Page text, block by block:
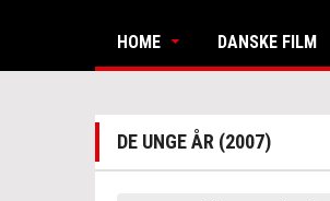
HOME DANSKE FILM
DE UNGE ÅR (2007)